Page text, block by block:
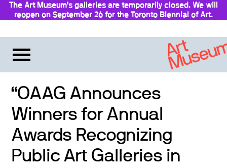
The Art Museum’s galleries are temporarily closed. We will
reopen on September 26 for the Toronto Biennial of Art.
“OAAG Announces
Winners for Annual
Awards Recognizing
Public Art Galleries in